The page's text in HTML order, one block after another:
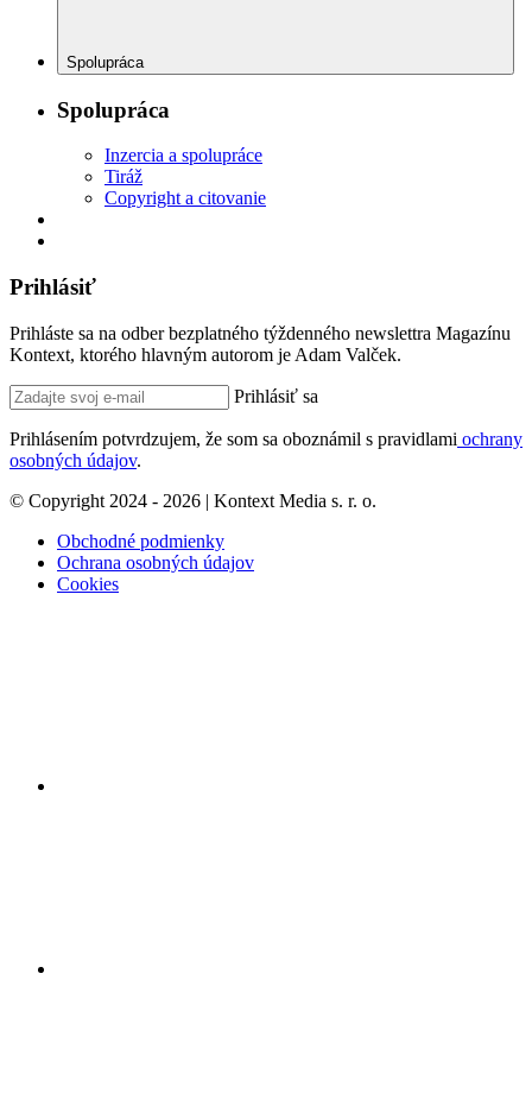
Spolupráca
Spolupráca
Inzercia a spolupráce
Tiráž
Copyright a citovanie
Prihlásiť
Prihláste sa na odber bezplatného týždenného newslettra Magazínu
Kontext, ktorého hlavným autorom je Adam Valček.
Prihlásiť sa
Prihlásením potvrdzujem, že som sa oboznámil s pravidlami ochrany
osobných údajov.
© Copyright 2024 - 2026 | Kontext Media s. r. o.
Obchodné podmienky
Ochrana osobných údajov
Cookies